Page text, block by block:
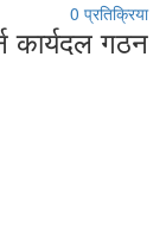
0 प्रतिक्रिया
कार्यदल गठन